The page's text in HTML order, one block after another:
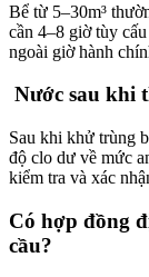
Bể từ 5–30m³
cần 4–8 giờ tùy
ngoài giờ hành
Nước sau khi
Sau khi khử trùng
độ clo dư về mức
kiểm tra và xác
Có hợp đồng
cầu?